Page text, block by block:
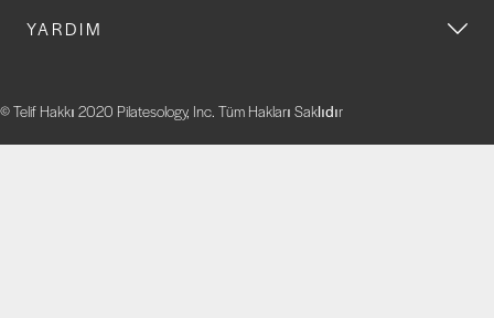
YARDIM
© Telif Hakkı 2020 Pilatesology, Inc. Tüm Hakları Saklıdır